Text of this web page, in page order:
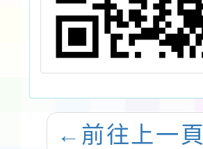
← 前往上一頁